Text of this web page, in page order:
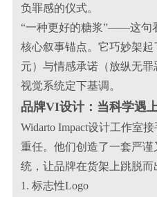
负罪感的仪式。
“一种更好的糖浆”——这句
核心叙事锚点。它巧妙架
元）与情感承诺（放纵无
视觉系统定下基调。
品牌VI设计：当科学遇
Widarto Impact设计工作室
重任。他们创造了一套严
统，让品牌在货架上跳脱而
1. 标志性Logo